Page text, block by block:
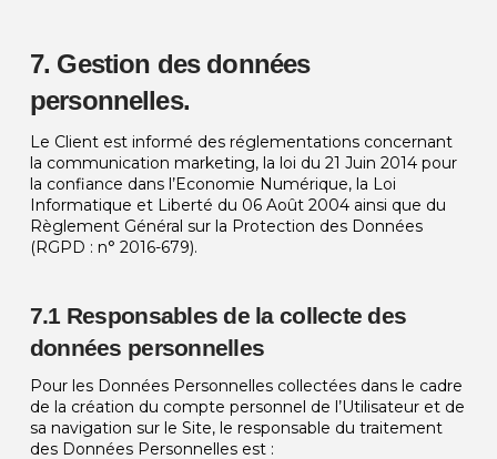
7. Gestion des données
personnelles.
Le Client est informé des réglementations concernant
la communication marketing, la loi du 21 Juin 2014 pour
la confiance dans l’Economie Numérique, la Loi
Informatique et Liberté du 06 Août 2004 ainsi que du
Règlement Général sur la Protection des Données
(RGPD : n° 2016-679).
7.1 Responsables de la collecte des
données personnelles
Pour les Données Personnelles collectées dans le cadre
de la création du compte personnel de l’Utilisateur et de
sa navigation sur le Site, le responsable du traitement
des Données Personnelles est :